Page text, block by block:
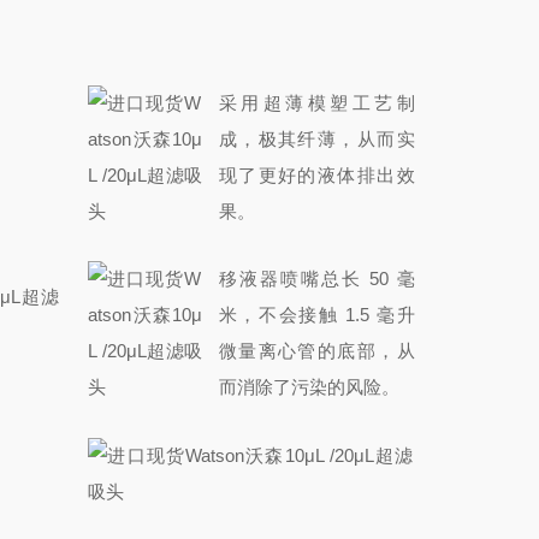
采用超薄模塑工艺制
成，极其纤薄，从而实
现了更好的液体排出效
果。
移液器喷嘴总长 50 毫
米，不会接触 1.5 毫升
微量离心管的底部，从
而消除了污染的风险。